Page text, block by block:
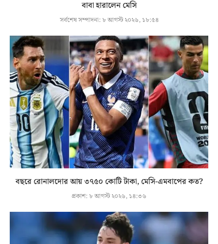
বাবা হারালেন মেসি
সর্বশেষ সম্পাদনা: ৮ আগস্ট ২০২৬, ১৮:৫৪
বছরে রোনালদোর আয় ৩৭৫০ কোটি টাকা, মেসি-এমবাপের কত?
প্রকাশ: ৮ আগস্ট ২০২৬, ১৪:৩৬